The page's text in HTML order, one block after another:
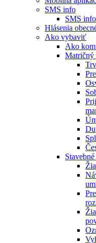
SMS info
SMS
Hlásenia
Ako vybaviť
Ako
Matričný